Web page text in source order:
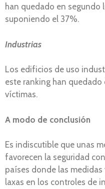
han quedado en segundo
suponiendo el 37%.
Industrias
Los edificios de uso
este ranking han
víctimas.
A modo de conclusión
Es indiscutible que unas
favorecen la seguridad
países donde las
laxas en los controles de